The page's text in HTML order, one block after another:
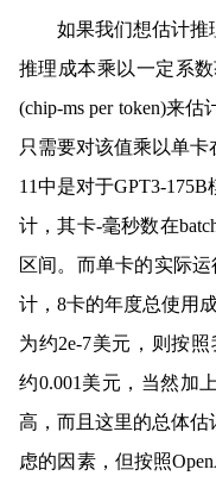
如果我们想估计推
推理成本乘以一定系
(chip-ms per token)来
只需要对该值乘以单
11中是对于GPT3-
计，其卡-毫秒数在
区间。而单卡的实际
计，8卡的年度总使用
为约2e-7美元，则按
约0.001 美元，当然加
高，而且这里的总体
虑的因素，但按照